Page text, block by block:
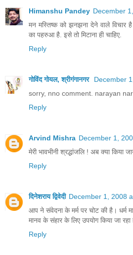
Himanshu Pandey December
मन मस्तिष्क को झनझना देने वाले विचार
का पहरुआ है. इसे तो मिटाना ही चाहिए.
Reply
गोविंद गोयल, श्रीगंगानगर
December
sorry, nno comment. narayan
Reply
Arvind Mishra December 1,
मेरी भावभीनी श्रद्धांजलि ! अब क्या किया
Reply
दिनेशराय द्विवेदी December 1, 2008
आप ने संवेदना के मर्म पर चोट की है। धर्म
मानव के संहार के लिए उपयोग किया जा रहा
Reply